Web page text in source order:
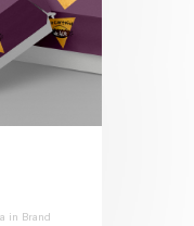
in Brand